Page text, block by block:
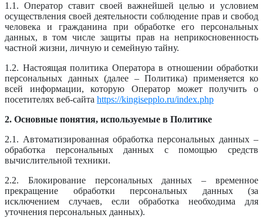
1.1. Оператор ставит своей важнейшей целью и условием
осуществления своей деятельности соблюдение прав и свобод
человека и гражданина при обработке его персональных
данных, в том числе защиты прав на неприкосновенность
частной жизни, личную и семейную тайну.
1.2. Настоящая политика Оператора в отношении обработки
персональных данных (далее – Политика) применяется ко
всей информации, которую Оператор может получить о
посетителях веб-сайта https://kingisepplo.ru/index.php
2. Основные понятия, используемые в Политике
2.1. Автоматизированная обработка персональных данных –
обработка персональных данных с помощью средств
вычислительной техники.
2.2. Блокирование персональных данных – временное
прекращение обработки персональных данных (за
исключением случаев, если обработка необходима для
уточнения персональных данных).